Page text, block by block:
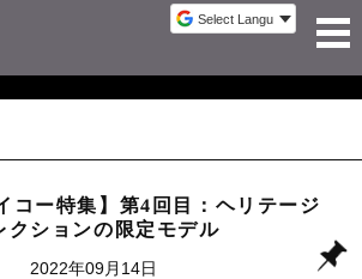
コー特集】第4回目：ヘリテージ
クションの限定モデル
2022年09月14日